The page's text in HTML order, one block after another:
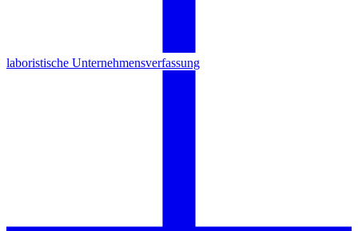
laboristische Unternehmensverfassung